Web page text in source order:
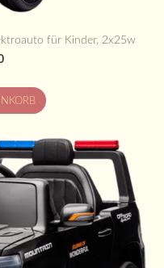
für Kinder, 2x25w